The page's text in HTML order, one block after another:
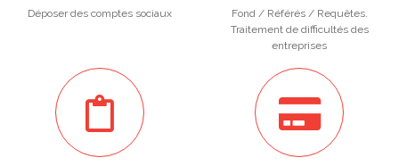
Déposer des comptes sociaux
Fond / Référés / Requêtes.
Traitement de difficultés des
entreprises